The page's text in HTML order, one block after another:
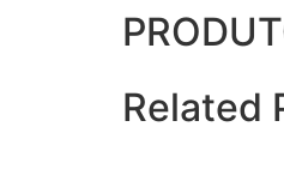
Related